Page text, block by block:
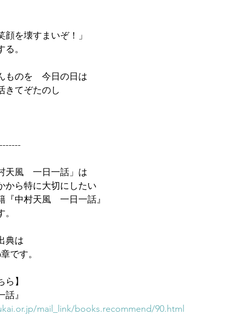
顔を壊すまいぞ！」
。
ものを　今日の日は
きてぞたのし
天風　一日一話」は
から特に大切にしたい
中村天風　一日一話』
典は
です。
】
』
mail_link/books.recommend/90.html